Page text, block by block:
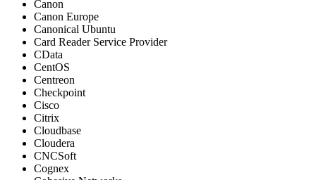
Canon
Canon Europe
Canonical Ubuntu
Card Reader Service Provider
CData
CentOS
Centreon
Checkpoint
Cisco
Citrix
Cloudbase
Cloudera
CNCSoft
Cognex